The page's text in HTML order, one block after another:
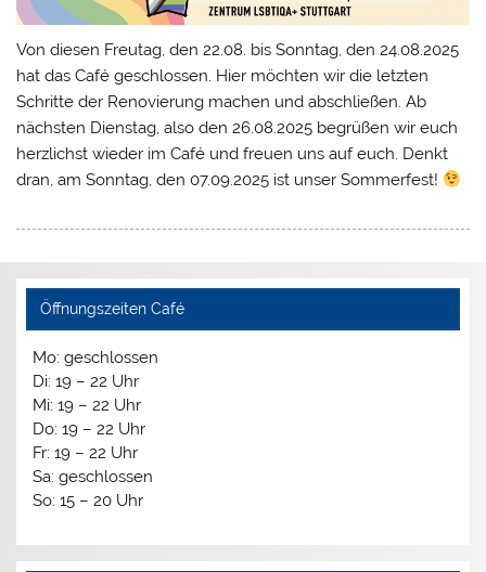
Von diesen Freutag, den 22.08. bis Sonntag, den 24.08.2025
hat das Café geschlossen. Hier möchten wir die letzten
Schritte der Renovierung machen und abschließen. Ab
nächsten Dienstag, also den 26.08.2025 begrüßen wir euch
herzlichst wieder im Café und freuen uns auf euch. Denkt
dran, am Sonntag, den 07.09.2025 ist unser Sommerfest!
Öffnungszeiten Café
Mo: geschlossen
Di: 19 – 22 Uhr
Mi: 19 – 22 Uhr
Do: 19 – 22 Uhr
Fr: 19 – 22 Uhr
Sa: geschlossen
So: 15 – 20 Uhr